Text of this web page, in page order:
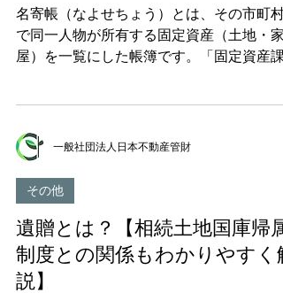
度の活用まで、実務に即した情報を徹底解
します。 目次 筆界未定地とは？山林で特に
多い理由 自分の山林が筆界未定地かどうか
を売却・処分する方法 相続土地国庫帰属制
度は筆界未定地の山林でも使えるか 山林の
筆界未定地に関する最新の法制度と動向
（2024〜2025年）...
名寄帳（なよせちょう）とは、その市町村
で同一人物が所有する固定資産（土地・家
屋）を一覧にした帳簿です。「固定資産課
く課税明細書には、固定資産税がかからな
土地（評価額の合計が30万円未満の山林・
野など）が記載されないことがあり、課税
細書だけを頼りに相続手続きを進めると、
の山林や原野を見落とします。名寄帳なら
非課税・免税点未満の土地まで含めて一覧
きます。 この記事では、名寄帳の取り方
一般社団法人日本不動産管財
その他
遺贈とは？【相続土地国庫帰属
制度との関係もわかりやすく
説】